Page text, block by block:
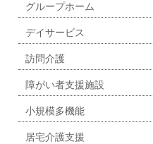
グループホーム
デイサービス
訪問介護
障がい者支援施設
小規模多機能
居宅介護支援